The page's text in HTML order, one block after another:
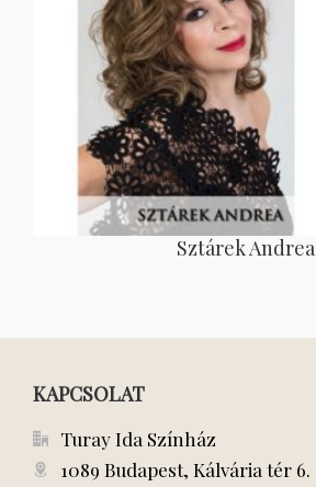
Sztárek Andrea
KAPCSOLAT
Turay Ida Színház
1089 Budapest, Kálvária tér 6.